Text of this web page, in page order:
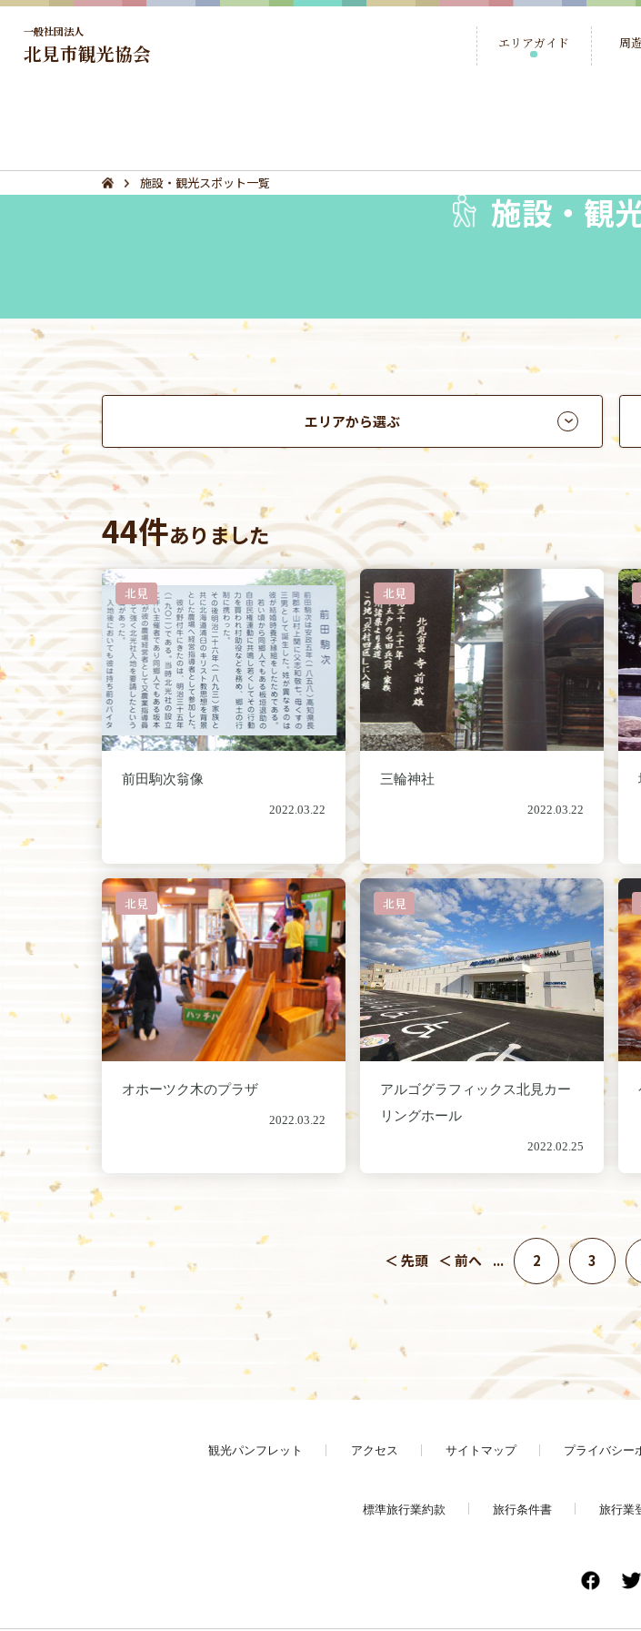
一般社団法人
北見市観光協会 エリアガイド 周
施設・観光スポット一覧
施設・観
エリアから選ぶ
44件ありました
北見
前田駒次翁像
2022.03.22
北見
三輪神社
2022.03.22
北見
オホーツク木のプラザ
2022.03.22
北見
アルゴグラフィックス北見カー
リングホール
2022.02.25
＜ 先頭 ＜ 前へ ... 2 3
観光パンフレット アクセス サイトマップ プライバシー
標準旅行業約款 旅行条件書 旅行業